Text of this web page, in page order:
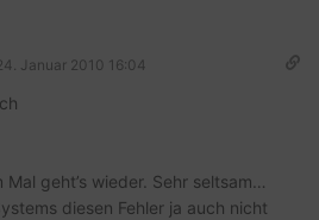
Januar 2010 16:04
geht’s wieder. Sehr seltsam…
diesen Fehler ja auch nicht